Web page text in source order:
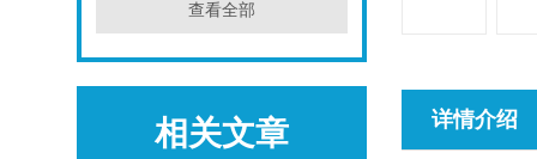
查看全部
相关文章 详情介绍